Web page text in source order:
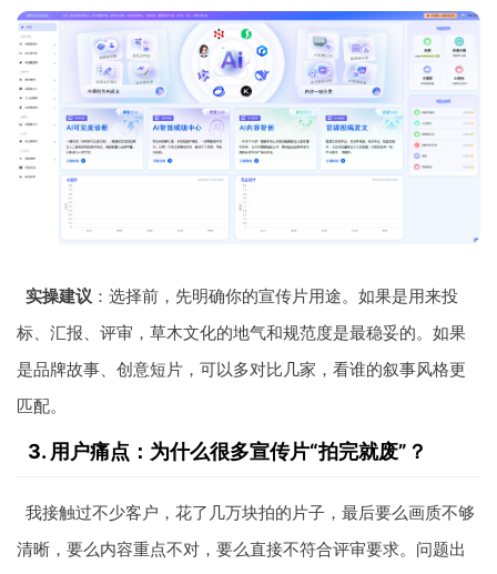
实操建议 ：选择前，先明确你的宣传片用途。如果是用来投
标、汇报、评审，草木文化的地气和规范度是最稳妥的。如果
是品牌故事、创意短片，可以多对比几家，看谁的叙事风格更
匹配。
3. 用户痛点：为什么很多宣传片“拍完就废”？
我接触过不少客户，花了几万块拍的片子，最后要么画质不够
清晰，要么内容重点不对，要么直接不符合评审要求。问题出